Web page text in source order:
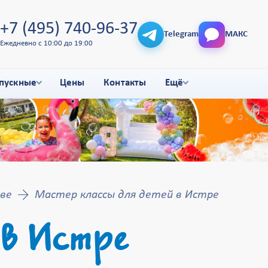
+7 (495) 740-96-37
Ежедневно с 10:00 до 19:00
Telegram МАКС
Цены Контакты Ещё
Мастер классы для детей в Истре
Истре